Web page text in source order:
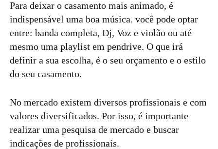
Para deixar o casamento mais animado, é
indispensável uma boa música. você pode optar
entre: banda completa, Dj, Voz e violão ou até
mesmo uma playlist em pendrive. O que irá
definir a sua escolha, é o seu orçamento e o estilo
do seu casamento.
No mercado existem diversos profissionais e com
valores diversificados. Por isso, é importante
realizar uma pesquisa de mercado e buscar
indicações de profissionais.